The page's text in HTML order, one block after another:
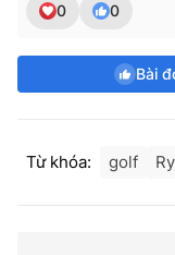
0 0
Bài
Từ khóa: golf